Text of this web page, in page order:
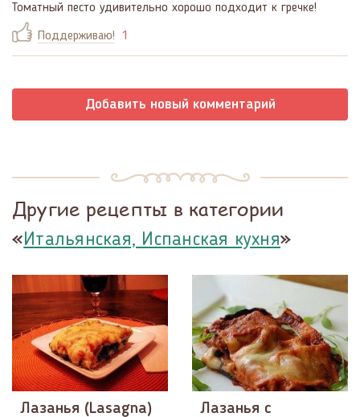
Томатный песто удивительно хорошо подходит к гречке!
Поддерживаю! 1
Добавить новый комментарий
Другие рецепты в категории
«Итальянская, Испанская кухня»
Лазанья (Lasagna) Лазанья с